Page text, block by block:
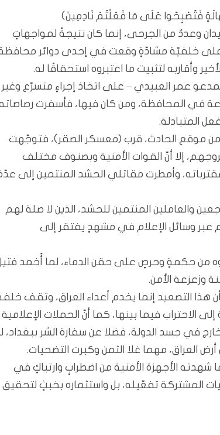
فَتُصْبِحُوا عَلَى مَا فَعَلْتُمْ نَادِمِينَ)
وعددٌ من الجرحى، إنما كان نتيجةً لمواجهاتٍ
على خلفيّة مشادّةٍ وقعت في إحدى دوائر
وأقاربه لتثبيت ما اعتبروه استحقاقًا له.
عمر العبيدي – على اتخاذ إجراءٍ متسرّع وغير
في المحافظة، ومن كان فيها، فأسفرت
المتبادلة.
من موقع الحادث، قرب (معسكر الصقر)، فتوجّهت
إلا أنّ القوات الأمنية وبصنوف مختلف
وأمطرت مقاتلي الحشد المنتمين إلى
والعاملين المنتمين للحشد، الذين لا صلة لهم
عبر وسائل الإعلام في مشهدٍ يفتقر إلى
من حكمةٍ وحرصٍ على حقن الدماء، لما أُخمد
وزعزعة الأمن.
هذا التصعيد إنما يخدم أعداء العراق، وتقف
فيما بينها، كما أنّ الحملات الإعلامية
في جسد الدولة، فضلا عن سفارة الشر ببغداد،
العراق، مهما غلا الثمن وكبرت التضحيات.
شهدته الأجهزة الأمنية من اضطرابٍ وارتباكٍ في
المشتركة تفعّيله، بل واستثماره بخبثٍ لتحقيق